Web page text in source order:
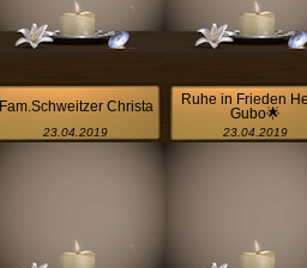
Fam.Schweitzer Christa
23.04.2019
Ruhe in Frieden
Gubo🌟
23.04.2019